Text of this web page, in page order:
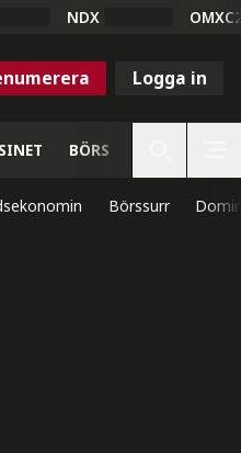
NDX
Logga in
BÖRS
Börssurr